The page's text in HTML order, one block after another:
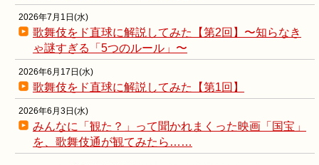
2026年7月1日(水)
歌舞伎をド直球に解説してみた【第2回】〜知らなき
ゃ謎すぎる「5つのルール」〜
2026年6月17日(水)
歌舞伎をド直球に解説してみた【第1回】
2026年6月3日(水)
みんなに「観た？」って聞かれまくった映画「国宝」
を、歌舞伎通が観てみたら……